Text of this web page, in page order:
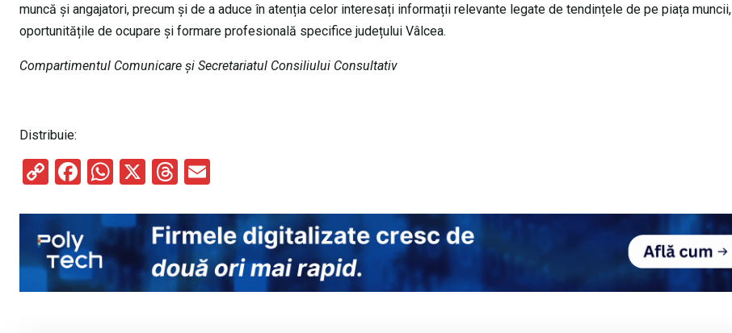
muncă și angajatori, precum și de a aduce în atenția celor interesați informații relevante legate de tendințele de pe piața muncii,
oportunitățile de ocupare și formare profesională specifice județului Vâlcea.
Compartimentul Comunicare și Secretariatul Consiliului Consultativ
Distribuie:
C
py
Li
n
k
F
ce
b
o
o
W
at
s
A
p
X
T
e
a
d
s
ail